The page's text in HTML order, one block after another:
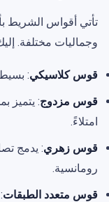
تأتي أقواس الشريط
وجماليات مختلفة.
قوس كلاسيكي:
قوس مزدوج: يتميز
امتلاءً.
قوس زهري: يدمج
رومانسية.
قوس متعدد الطبقات